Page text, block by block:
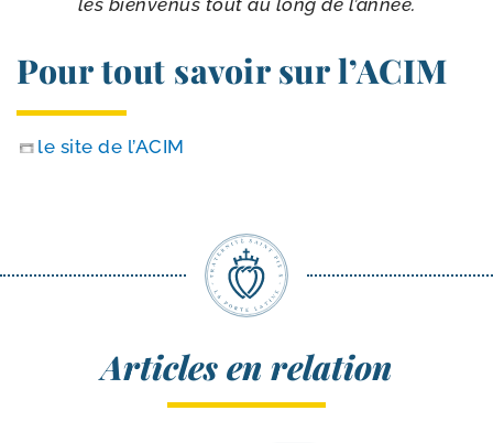
les bien­ve­nus tout au long de l’année.
Pour tout savoir sur l’ACIM
le site de l’ACIM
Articles en relation